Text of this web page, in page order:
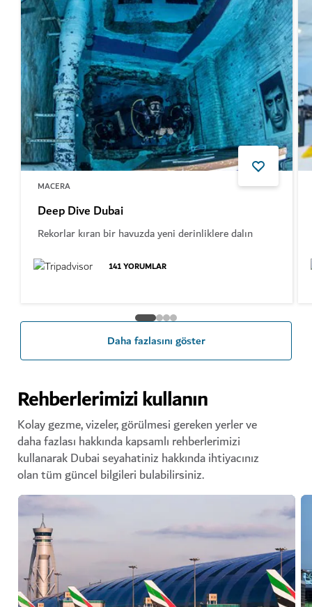
MACERA
Deep Dive Dubai
Rekorlar kıran bir havuzda yeni derinliklere dalın
141YORUMLAR
Daha fazlasını göster
Rehberlerimizi kullanın
Kolay gezme, vizeler, görülmesi gereken yerler ve
daha fazlası hakkında kapsamlı rehberlerimizi
kullanarak Dubai seyahatiniz hakkında ihtiyacınız
olan tüm güncel bilgileri bulabilirsiniz.